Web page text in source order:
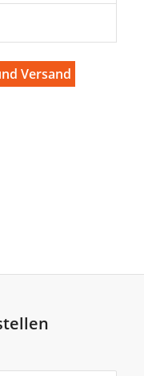
Versand